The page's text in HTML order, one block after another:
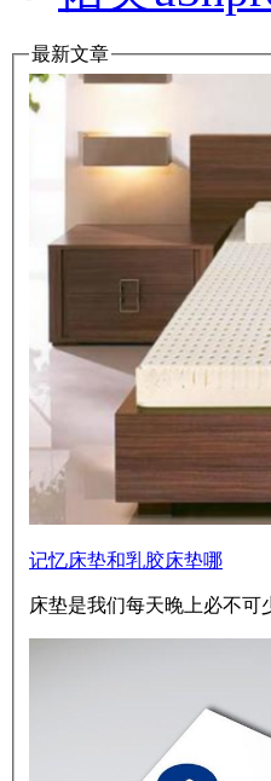
最新文章
记忆床垫和乳胶床垫哪
床垫是我们每天晚上必不可